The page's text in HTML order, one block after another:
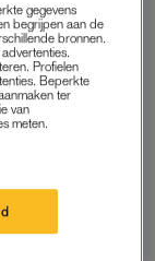
gegevens
begrijpen aan de
bronnen.
Profielen
Beperkte
ter
van
meten.